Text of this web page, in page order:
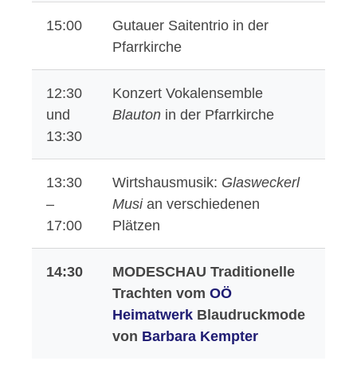
15:00
Gutauer Saitentrio in der
Pfarrkirche
12:30
und
13:30
Konzert Vokalensemble
Blauton in der Pfarrkirche
13:30
–
17:00
Wirtshausmusik: Glasweckerl
Musian verschiedenen
Plätzen
14:30 MODESCHAU Traditionelle
Trachten vomOÖ
Heimatwerk Blaudruckmode
von Barbara Kempter